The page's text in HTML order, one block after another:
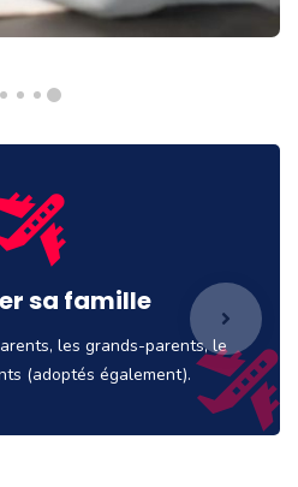
sa famille
les grands-parents, le
(adoptés également).